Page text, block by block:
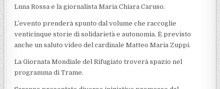
Luna Rossa e la giornalista Maria Chiara Caruso.
L’evento prenderà spunto dal volume che raccoglie
venticinque storie di solidarietà e autonomia. È previsto
anche un saluto video del cardinale Matteo Maria Zuppi.
La Giornata Mondiale del Rifugiato troverà spazio nel
programma di Trame.